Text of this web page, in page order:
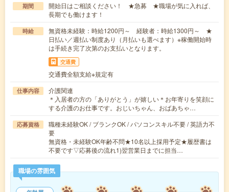
期間
開始日はご相談ください！ ★急募 ★職場が気に入れば、
長期でも働けます！
時給
無資格未経験：時給1200円～ 経験者：時給1300円～ ★
日払い／週払い制度あり（月払いも選べます）※稼働開始時
は手続き完了次第のお支払いとなります。
交通費
交通費全額支給※規定有
仕事内容
介護関連
＊入居者の方の「ありがとう」が嬉しい＊お年寄りを笑顔に
する介護のお仕事です。おじいちゃん、おばあちゃ…
応募資格
職種未経験OK / ブランクOK / パソコンスキル不要 / 英語力不
要
無資格・未経験OK年齢不問★10名以上採用予定★履歴書は
不要です▽応募後の流れ1)翌営業日までに担当…
職場の雰囲気